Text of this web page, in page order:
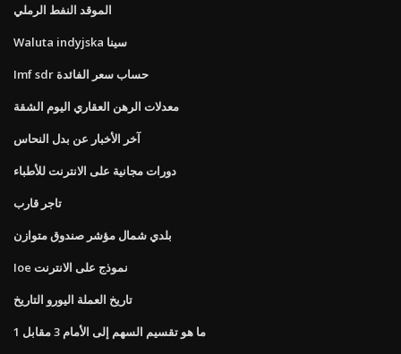
الموقد النفط الرملي
Waluta indyjska سينا
Imf sdr حساب سعر الفائدة
معدلات الرهن العقاري اليوم الشقة
آخر الأخبار عن بدل النحاس
دورات مجانية على الانترنت للأطباء
تاجر قارب
بلدي شمال مؤشر صندوق متوازن
Ioe نموذج على الانترنت
تاريخ العملة اليورو التاريخ
ما هو تقسيم السهم إلى الأمام 3 مقابل 1